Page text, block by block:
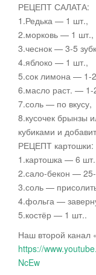
РЕЦЕПТ САЛАТА:
1.Редька — 1 шт.,
2.морковь — 1 шт.,
3.чеснок — 3-5
4.яблоко — 1 шт.,
5.сок лимона — 1-2
6.масло раст. — 1-
7.соль — по вкусу,
8.кусочек брынзы
кубиками и
РЕЦЕПТ картошки:
1.картошка — 6
2.сало-бекон —
3.соль —
4.фольга —
5.костёр — 1 шт..
Наш второй канал
https://
NcEw